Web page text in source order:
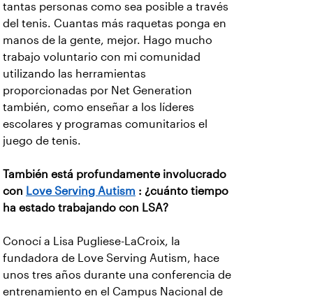
tantas personas como sea posible a través
del tenis. Cuantas más raquetas ponga en
manos de la gente, mejor. Hago mucho
trabajo voluntario con mi comunidad
utilizando las herramientas
proporcionadas por Net Generation
también, como enseñar a los líderes
escolares y programas comunitarios el
juego de tenis.
También está profundamente involucrado
con Love Serving Autism : ¿cuánto tiempo
ha estado trabajando con LSA?
Conocí a Lisa Pugliese-LaCroix, la
fundadora de Love Serving Autism, hace
unos tres años durante una conferencia de
entrenamiento en el Campus Nacional de